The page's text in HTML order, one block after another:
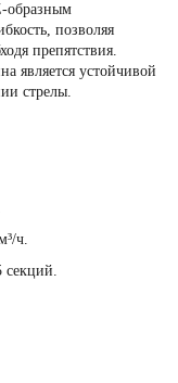
образным
позволяя
препятствия.
является устойчивой
стрелы.
ч.
секций.